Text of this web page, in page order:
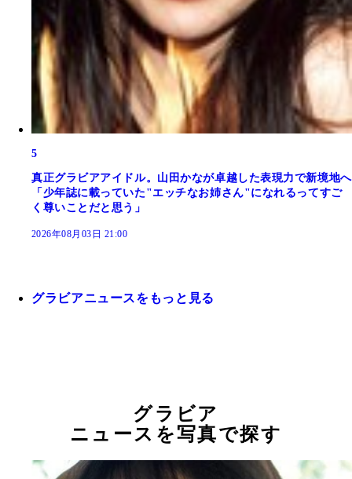
5
真正グラビアアイドル。山田かなが卓越した表現力で新境地へ
「少年誌に載っていた"エッチなお姉さん"になれるってすご
く尊いことだと思う」
2026年08月03日 21:00
グラビアニュースをもっと見る
グラビア
ニュースを写真で探す